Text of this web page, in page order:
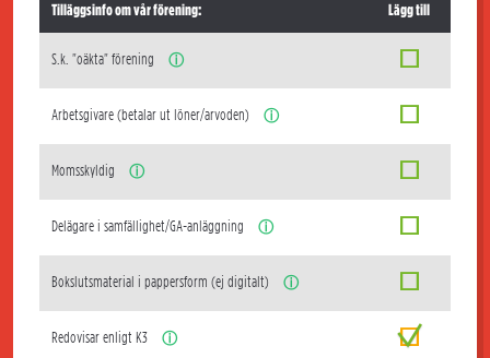
Tilläggsinfo om vår förening: Lägg till
S.k. "oäkta" förening ⓘ
Arbetsgivare (betalar ut löner/arvoden) ⓘ
Momsskyldig ⓘ
Delägare i samfällighet/GA-anläggning ⓘ
Bokslutsmaterial i pappersform (ej digitalt) ⓘ
Redovisar enligt K3 ⓘ